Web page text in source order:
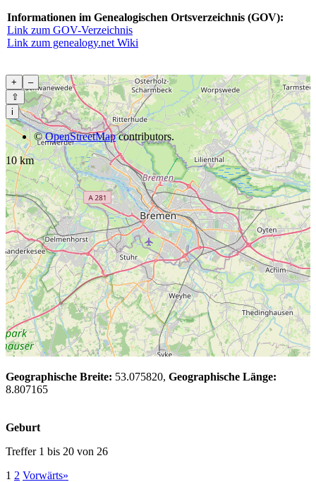
Informationen im Genealogischen Ortsverzeichnis (GOV):
Link zum GOV-Verzeichnis
Link zum genealogy.net Wiki
+
–
⇧
i
©OpenStreetMapcontributors.
10 km
Geographische Breite: 53.075820, Geographische Länge:
8.807165
Geburt
Treffer 1 bis 20 von 26
1 2 Vorwärts»